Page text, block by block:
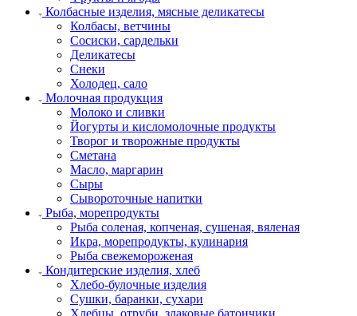
Колбасные изделия, мясные деликатесы
Колбасы, ветчины
Сосиски, сардельки
Деликатесы
Снеки
Холодец, сало
Молочная продукция
Молоко и сливки
Йогурты и кисломолочные продукты
Творог и творожные продукты
Сметана
Масло, маргарин
Сыры
Сывороточные напитки
Рыба, морепродукты
Рыба соленая, копченая, сушеная, вяленая
Икра, морепродукты, кулинария
Рыба свежемороженая
Кондитерские изделия, хлеб
Хлебо-булочные изделия
Сушки, баранки, сухари
Хлебцы, отруби, злаковые батончики